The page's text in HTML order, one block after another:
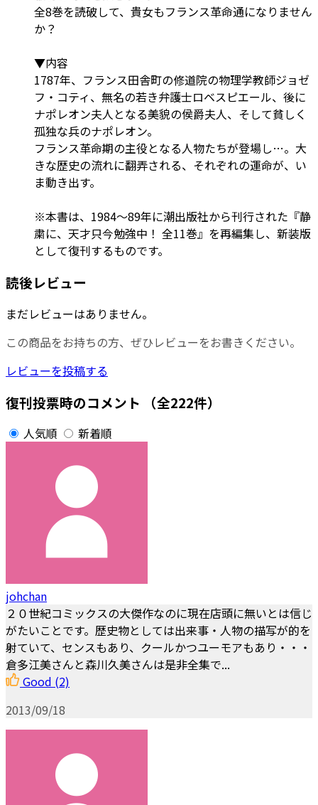
全8巻を読破して、貴女もフランス革命通になりません
か？
▼内容
1787年、フランス田舎町の修道院の物理学教師ジョゼ
フ・コティ、無名の若き弁護士ロベスピエール、後に
ナポレオン夫人となる美貌の侯爵夫人、そして貧しく
孤独な兵のナポレオン。
フランス革命期の主役となる人物たちが登場し…。大
きな歴史の流れに翻弄される、それぞれの運命が、い
ま動き出す。
※本書は、1984～89年に潮出版社から刊行された『静
粛に、天才只今勉強中！ 全11巻』を再編集し、新装版
として復刊するものです。
読後レビュー
まだレビューはありません。
この商品をお持ちの方、ぜひレビューをお書きください。
レビューを投稿する
復刊投票時のコメント （全222件）
人気順 新着順
johchan
２０世紀コミックスの大傑作なのに現在店頭に無いとは信じ
がたいことです。歴史物としては出来事・人物の描写が的を
射ていて、センスもあり、クールかつユーモアもあり・・・
倉多江美さんと森川久美さんは是非全集で...
Good (2)
2013/09/18